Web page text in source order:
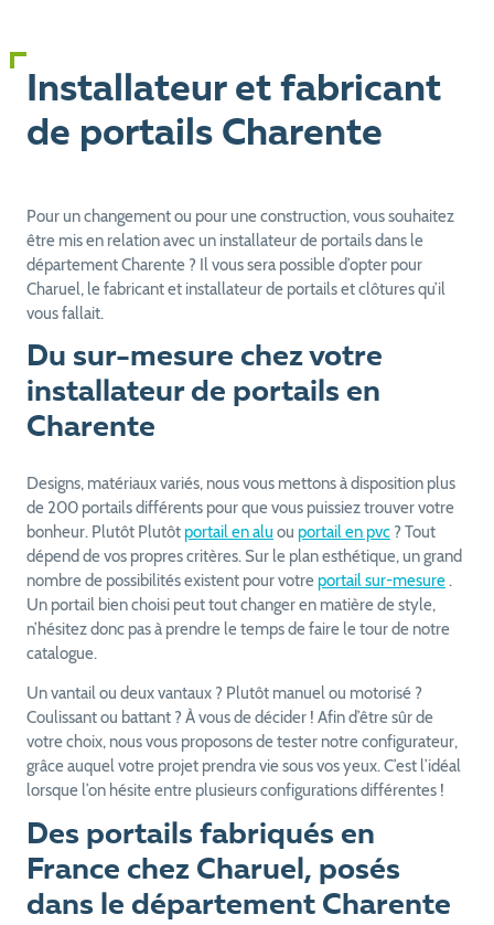
Installateur et fabricant
de portails Charente
Pour un changement ou pour une construction, vous souhaitez
être mis en relation avec un installateur de portails dans le
département Charente ? Il vous sera possible d’opter pour
Charuel, le fabricant et installateur de portails et clôtures qu’il
vous fallait.
Du sur-mesure chez votre
installateur de portails en
Charente
Designs, matériaux variés, nous vous mettons à disposition plus
de 200 portails différents pour que vous puissiez trouver votre
bonheur. Plutôt Plutôt portail en alu ou portail en pvc? Tout
dépend de vos propres critères. Sur le plan esthétique, un grand
nombre de possibilités existent pour votre portail sur-mesure.
Un portail bien choisi peut tout changer en matière de style,
n’hésitez donc pas à prendre le temps de faire le tour de notre
catalogue.
Un vantail ou deux vantaux ? Plutôt manuel ou motorisé ?
Coulissant ou battant ? À vous de décider ! Afin d’être sûr de
votre choix, nous vous proposons de tester notre configurateur,
grâce auquel votre projet prendra vie sous vos yeux. C’est l’idéal
lorsque l’on hésite entre plusieurs configurations différentes !
Des portails fabriqués en
France chez Charuel, posés
dans le département Charente